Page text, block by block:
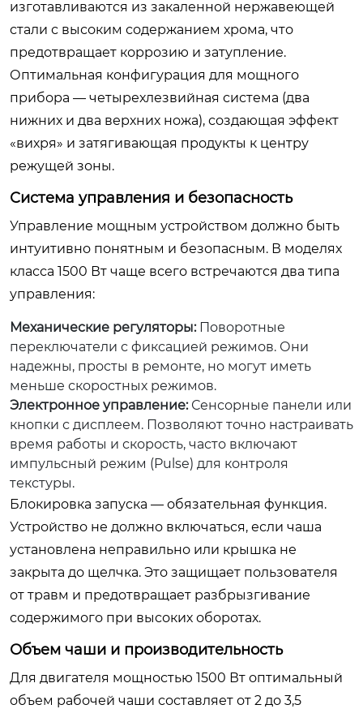
изготавливаются из закаленной нержавеющей
стали с высоким содержанием хрома, что
предотвращает коррозию и затупление.
Оптимальная конфигурация для мощного
прибора — четырехлезвийная система (два
нижних и два верхних ножа), создающая эффект
«вихря» и затягивающая продукты к центру
режущей зоны.
Система управления и безопасность
Управление мощным устройством должно быть
интуитивно понятным и безопасным. В моделях
класса 1500 Вт чаще всего встречаются два типа
управления:
Механические регуляторы:Поворотные
переключатели с фиксацией режимов. Они
надежны, просты в ремонте, но могут иметь
меньше скоростных режимов.
Электронное управление:Сенсорные панели или
кнопки с дисплеем. Позволяют точно настраивать
время работы и скорость, часто включают
импульсный режим (Pulse) для контроля
текстуры.
Блокировка запуска — обязательная функция.
Устройство не должно включаться, если чаша
установлена неправильно или крышка не
закрыта до щелчка. Это защищает пользователя
от травм и предотвращает разбрызгивание
содержимого при высоких оборотах.
Объем чаши и производительность
Для двигателя мощностью 1500 Вт оптимальный
объем рабочей чаши составляет от 2 до 3,5